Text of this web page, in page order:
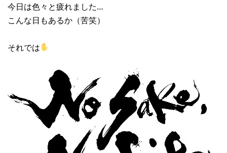
今日は色々と疲れました…
こんな日もあるか（苦笑）
それでは